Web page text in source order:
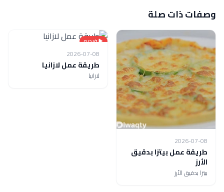
وصفات ذات صلة
2026-07-08
طريقة عمل بيتزا بدقيق
الأرز
بيتزا بدقيق الأرز
فيديو
2026-07-08
طريقة عمل لازانيا
لازانيا